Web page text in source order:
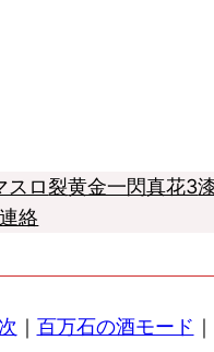
スロ裂黄金一閃真花3
絡
｜ 百万石の酒モード ｜